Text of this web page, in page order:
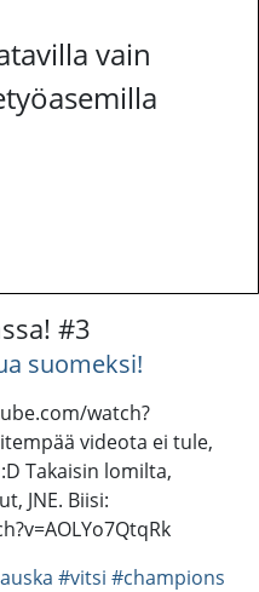
vain
#3
suomeksi!
watch?
videota ei tule,
Takaisin lomilta,
JNE. Biisi:
#vitsi #champions